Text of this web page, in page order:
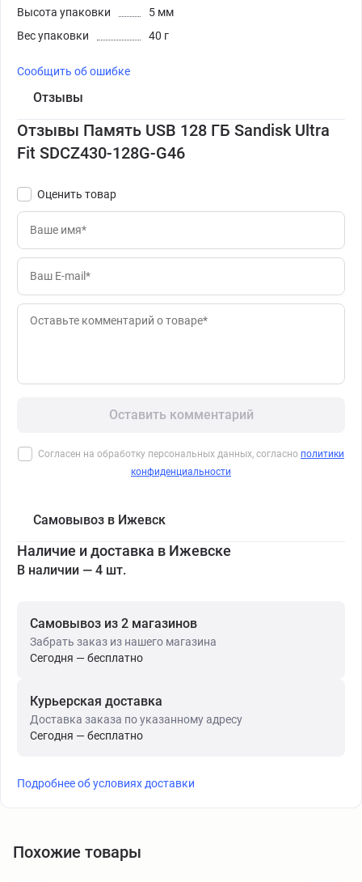
Высота упаковки
5 мм
Вес упаковки
40 г
Сообщить об ошибке
Отзывы
Отзывы Память USB 128 ГБ Sandisk Ultra
Fit SDCZ430-128G-G46
Оценить товар
Оставить комментарий
Согласен на обработку персональных данных, согласно политики
конфиденциальности
Самовывоз в Ижевск
Наличие и доставка в Ижевске
В наличии — 4 шт.
Самовывоз из 2 магазинов
Забрать заказ из нашего магазина
Сегодня — бесплатно
Курьерская доставка
Доставка заказа по указанному адресу
Сегодня — бесплатно
Подробнее об условиях доставки
Похожие товары